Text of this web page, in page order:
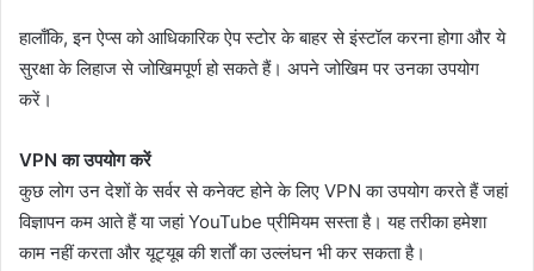
हालाँकि, इन ऐप्स को आधिकारिक ऐप स्टोर के बाहर से इंस्टॉल करना होगा और ये
सुरक्षा के लिहाज से जोखिमपूर्ण हो सकते हैं। अपने जोखिम पर उनका उपयोग
करें।
VPN का उपयोग करें
कुछ लोग उन देशों के सर्वर से कनेक्ट होने के लिए VPN का उपयोग करते हैं जहां
विज्ञापन कम आते हैं या जहां YouTube प्रीमियम सस्ता है। यह तरीका हमेशा
काम नहीं करता और यूट्यूब की शर्तों का उल्लंघन भी कर सकता है।